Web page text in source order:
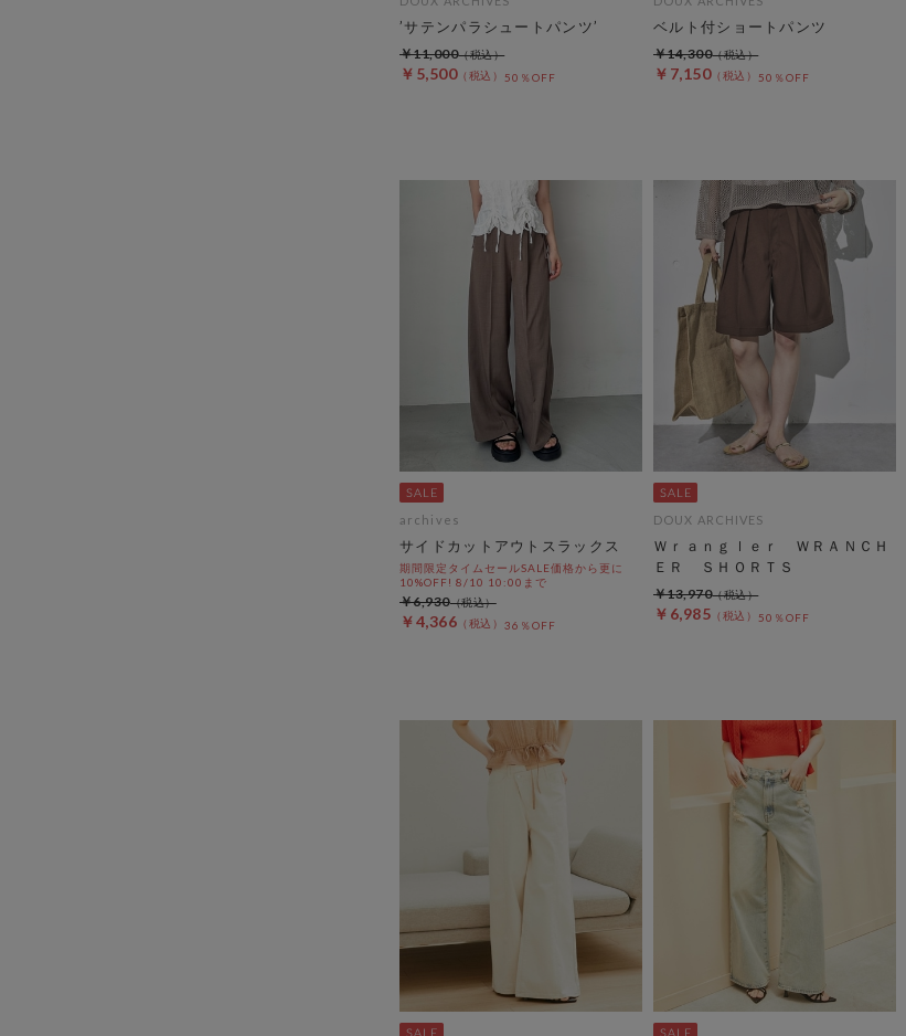
’サテンパラシュートパンツ’
￥5,500 50％OFF
￥11,000
ベルト付ショートパンツ
￥7,150 50％OFF
￥14,300
archives
サイドカットアウトスラックス
期間限定タイムセールSALE価格から更に
10%OFF! 8/10 10:00まで
￥4,366 36％OFF
￥6,930
DOUX ARCHIVES
Ｗｒａｎｇｌｅｒ ＷＲＡＮＣＨ
ＥＲ ＳＨＯＲＴＳ
￥6,985 50％OFF
￥13,970